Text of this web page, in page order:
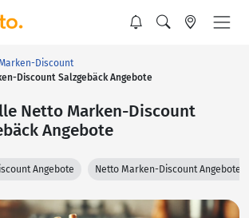
Discount
Discount Salzgebäck Angebote
Netto Marken-Discount
Angebote
Angebote Netto Marken-Discount Angebote